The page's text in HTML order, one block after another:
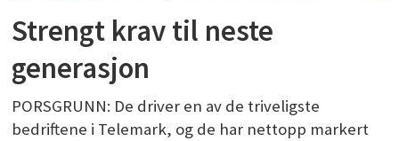
Strengt krav til neste
generasjon
PORSGRUNN: De driver en av de triveligste
bedriftene i Telemark, og de har nettopp markert